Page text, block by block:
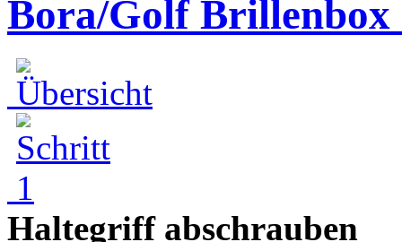
Bora/Golf Brillenbox
Haltegriff abschrauben